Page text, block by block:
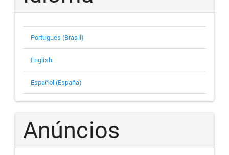
Português (Brasil)
English
Español (España)
Anúncios